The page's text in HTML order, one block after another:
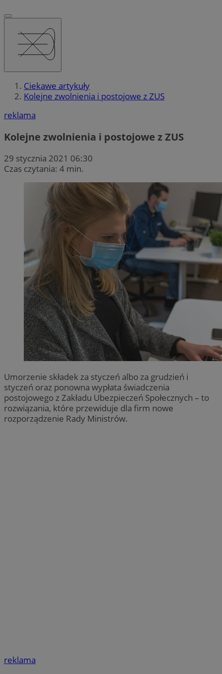
Ciekawe artykuły
Kolejne zwolnienia i postojowe z ZUS
reklama
Kolejne zwolnienia i postojowe z ZUS
29 stycznia 2021 06:30
Czas czytania: 4 min.
Umorzenie składek za styczeń albo za grudzień i
styczeń oraz ponowna wypłata świadczenia
postojowego z Zakładu Ubezpieczeń Społecznych – to
rozwiązania, które przewiduje dla firm nowe
rozporządzenie Rady Ministrów.
reklama